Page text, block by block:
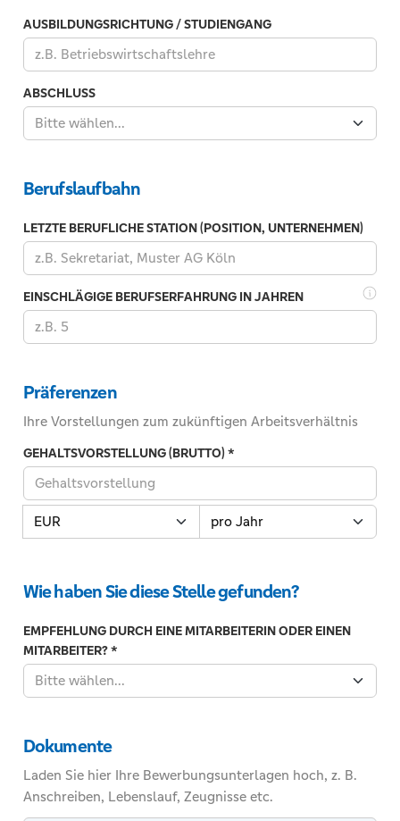
AUSBILDUNGSRICHTUNG / STUDIENGANG
ABSCHLUSS
Bitte wählen...
Berufslaufbahn
LETZTE BERUFLICHE STATION (POSITION, UNTERNEHMEN)
EINSCHLÄGIGE BERUFSERFAHRUNG IN JAHREN
Sie
eine
von
bis
100
Präferenzen
Ihre Vorstellungen zum zukünftigen Arbeitsverhältnis
GEHALTSVORSTELLUNG (BRUTTO)*
Tragen
Sie
Gehaltsvorstellung
als
Zahl
ein.
Z.B.
den
folgenden
zwei
Währung
Zeitraum
Wie haben Sie diese Stelle gefunden?
EMPFEHLUNG DURCH EINE MITARBEITERIN ODER EINEN
MITARBEITER?*
Bitte wählen...
Dokumente
Laden Sie hier Ihre Bewerbungsunterlagen hoch, z. B.
Anschreiben, Lebenslauf, Zeugnisse etc.